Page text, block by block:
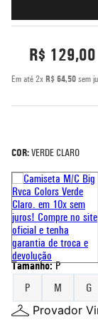
R$ 129,00
Em até 2x R$ 64,50 sem
COR:VERDE CLARO
Tamanho: P
P
M G
Provador
5º
bermuda
º
rash guard
10º corta vento